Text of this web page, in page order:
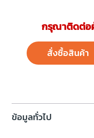
กรุณาติดต่อ
สั่งซื้อสินค้า
ข้อมูลทั่วไป